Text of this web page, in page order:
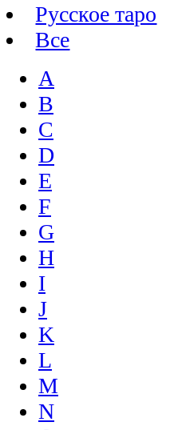
Русское таро
Все
A
B
C
D
E
F
G
H
I
J
K
L
M
N